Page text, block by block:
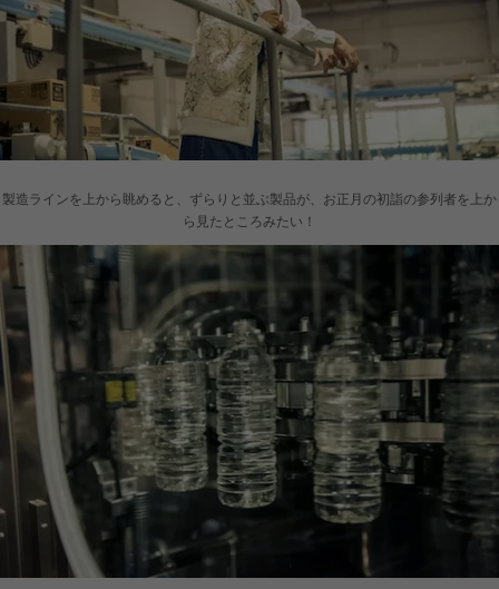
製造ラインを上から眺めると、ずらりと並ぶ製品が、お正月の初詣の参列者を上か
ら見たところみたい！